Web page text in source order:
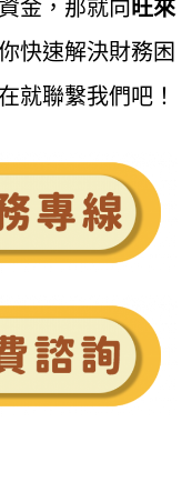
金，那就向旺來
快速解決財務困
就聯繫我們吧！